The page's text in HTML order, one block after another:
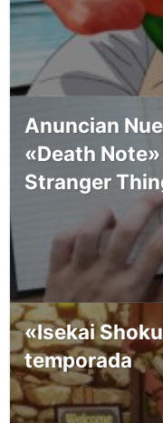
Anuncian
«Death
Stranger
«Isekai
temporada